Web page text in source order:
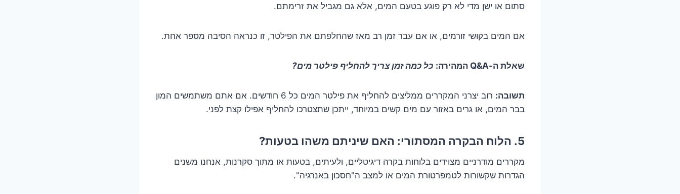
סתום או ישן מדי לא רק פוגע בטעם המים, אלא גם מגביל את זרימתם.
אם המים בקושי זורמים, או אם עבר זמן רב מאז שהחלפתם את הפילטר, זו כנראה הסיבה מספר אחת.
שאלת ה-Q&A המהירה: כל כמה זמן צריך להחליף פילטר מים?
תשובה:
רוב יצרני המקררים ממליצים להחליף את פילטר המים כל 6 חודשים. אם אתם משתמשים המון
בבר המים, או גרים באזור עם מים קשים במיוחד, ייתכן שתצטרכו להחליף אפילו קצת לפני.
5. הלוח הבקרה המסתורי: האם שיניתם משהו בטעות?
מקררים מודרניים מצוידים בלוחות בקרה דיגיטליים, ולעיתים, בטעות או מתוך סקרנות, אנחנו משנים
הגדרות שקשורות לטמפרטורת המים או למצב ה"חסכון באנרגיה".